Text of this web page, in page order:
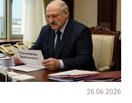
26.06.2026